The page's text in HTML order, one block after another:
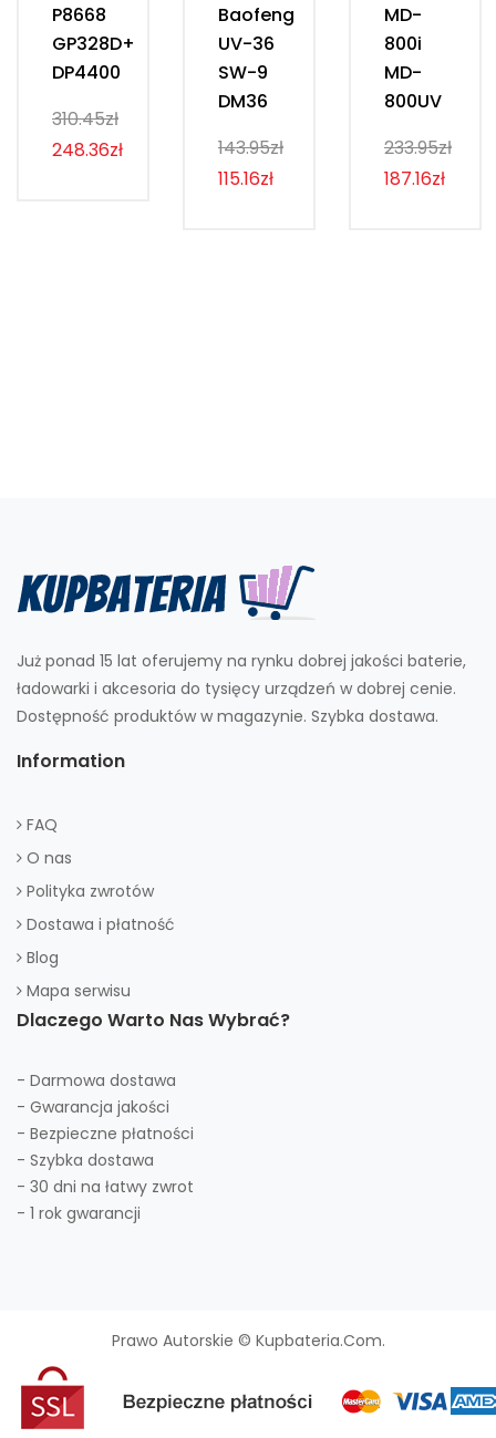
P8668
GP328D+
DP4400
310.45zł
248.36zł
Baofeng
UV-36
SW-9
DM36
143.95zł
115.16zł
MD-
800i
MD-
800UV
233.95zł
187.16zł
Już ponad 15 lat oferujemy na rynku dobrej jakości baterie,
ładowarki i akcesoria do tysięcy urządzeń w dobrej cenie.
Dostępność produktów w magazynie. Szybka dostawa.
Information
FAQ
O nas
Polityka zwrotów
Dostawa i płatność
Blog
Mapa serwisu
Dlaczego Warto Nas Wybrać?
- Darmowa dostawa
- Gwarancja jakości
- Bezpieczne płatności
- Szybka dostawa
- 30 dni na łatwy zwrot
- 1 rok gwarancji
Prawo Autorskie © Kupbateria.com.